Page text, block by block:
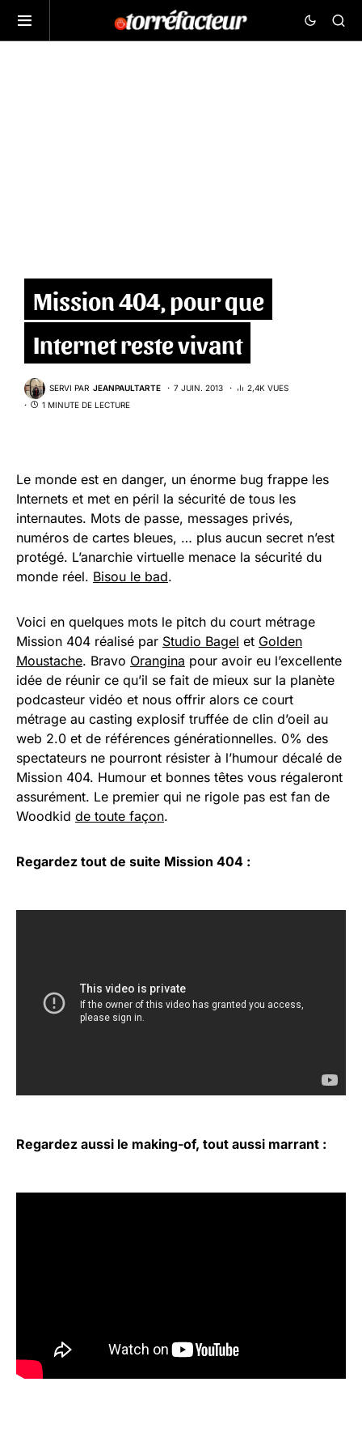
Mission 404, pour que
Internet reste vivant
SERVI PAR JEANPAULTARTE 7 JUIN. 2013
2,4K VUES
1 MINUTE DE LECTURE
Le monde est en danger, un énorme bug frappe les
Internets et met en péril la sécurité de tous les
internautes. Mots de passe, messages privés,
numéros de cartes bleues, … plus aucun secret n’est
protégé. L’anarchie virtuelle menace la sécurité du
monde réel. Bisou le bad.
Voici en quelques mots le pitch du court métrage
Mission 404 réalisé par Studio Bagel et Golden
Moustache. Bravo Orangina pour avoir eu l’excellente
idée de réunir ce qu’il se fait de mieux sur la planète
podcasteur vidéo et nous offrir alors ce court
métrage au casting explosif truffée de clin d’oeil au
web 2.0 et de références générationnelles. 0% des
spectateurs ne pourront résister à l’humour décalé de
Mission 404. Humour et bonnes têtes vous régaleront
assurément. Le premier qui ne rigole pas est fan de
Woodkid de toute façon.
Regardez tout de suite Mission 404 :
Regardez aussi le making-of, tout aussi marrant :